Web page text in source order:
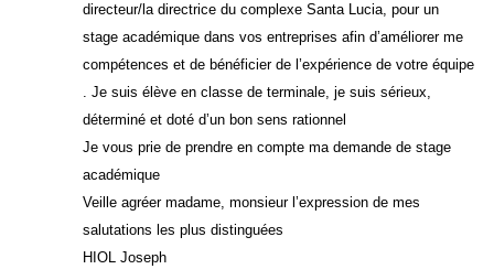
directeur/la directrice du complexe Santa Lucia, pour un
stage académique dans vos entreprises afin d’améliorer me
compétences et de bénéficier de l’expérience de votre équipe
. Je suis élève en classe de terminale, je suis sérieux,
déterminé et doté d’un bon sens rationnel
Je vous prie de prendre en compte ma demande de stage
académique
Veille agréer madame, monsieur l’expression de mes
salutations les plus distinguées
HIOL Joseph